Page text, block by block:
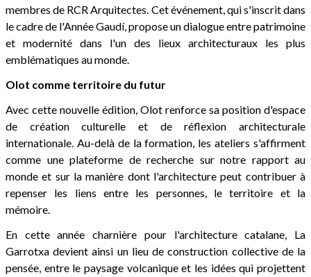
membres de RCR Arquitectes. Cet événement, qui s'inscrit dans
le cadre de l'Année Gaudí, propose un dialogue entre patrimoine
et modernité dans l'un des lieux architecturaux les plus
emblématiques au monde.
Olot comme territoire du futur
Avec cette nouvelle édition, Olot renforce sa position d'espace
de création culturelle et de réflexion architecturale
internationale. Au-delà de la formation, les ateliers s'affirment
comme une plateforme de recherche sur notre rapport au
monde et sur la manière dont l'architecture peut contribuer à
repenser les liens entre les personnes, le territoire et la
mémoire.
En cette année charnière pour l'architecture catalane, La
Garrotxa devient ainsi un lieu de construction collective de la
pensée, entre le paysage volcanique et les idées qui projettent